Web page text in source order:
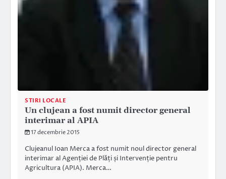
STIRI LOCALE
Un clujean a fost numit director general
interimar al APIA
17 decembrie 2015
Clujeanul Ioan Merca a fost numit noul director general
interimar al Agenției de Plăți și Intervenție pentru
Agricultura (APIA). Merca…